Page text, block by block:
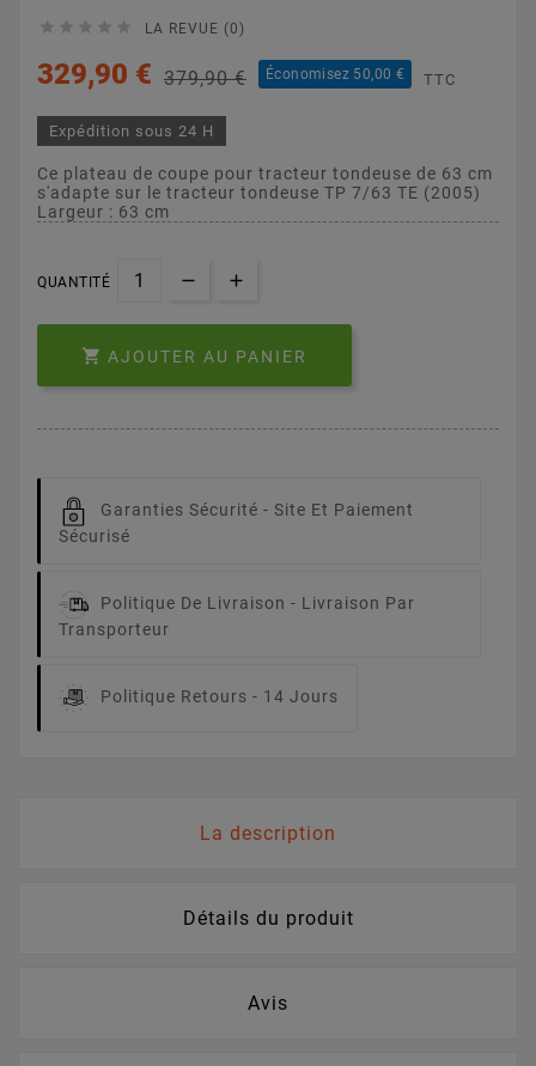
     LA REVUE (0)
329,90 € 379,90 € Économisez 50,00 € TTC
Expédition sous 24 H
Ce plateau de coupe pour tracteur tondeuse de 63 cm
s'adapte sur le tracteur tondeuse TP 7/63 TE (2005)
Largeur : 63 cm
QUANTITÉ
 AJOUTER AU PANIER
Garanties Sécurité - Site Et Paiement
Sécurisé
Politique De Livraison - Livraison Par
Transporteur
Politique Retours - 14 Jours
La description
Détails du produit
Avis